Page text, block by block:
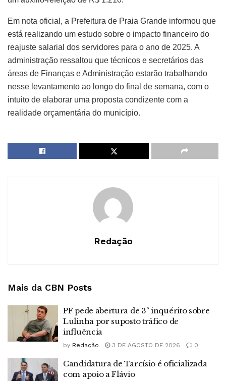
Em nota oficial, a Prefeitura de Praia Grande informou que
está realizando um estudo sobre o impacto financeiro do
reajuste salarial dos servidores para o ano de 2025. A
administração ressaltou que técnicos e secretários das
áreas de Finanças e Administração estarão trabalhando
nesse levantamento ao longo do final de semana, com o
intuito de elaborar uma proposta condizente com a
realidade orçamentária do município.
Redação
Mais da CBN Posts
PF pede abertura de 3º inquérito sobre
Lulinha por suposto tráfico de
influência
by Redação 3 DE AGOSTO DE 2026 0
Candidatura de Tarcísio é oficializada
com apoio a Flávio